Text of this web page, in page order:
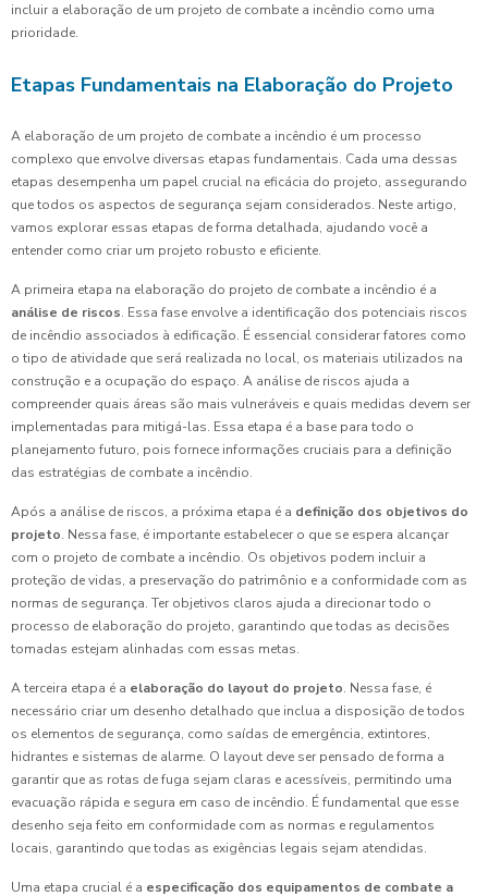
incluir a elaboração de um projeto de combate a incêndio como uma
prioridade.
Etapas Fundamentais na Elaboração do Projeto
A elaboração de um projeto de combate a incêndio é um processo
complexo que envolve diversas etapas fundamentais. Cada uma dessas
etapas desempenha um papel crucial na eficácia do projeto, assegurando
que todos os aspectos de segurança sejam considerados. Neste artigo,
vamos explorar essas etapas de forma detalhada, ajudando você a
entender como criar um projeto robusto e eficiente.
A primeira etapa na elaboração do projeto de combate a incêndio é a
análise de riscos. Essa fase envolve a identificação dos potenciais riscos
de incêndio associados à edificação. É essencial considerar fatores como
o tipo de atividade que será realizada no local, os materiais utilizados na
construção e a ocupação do espaço. A análise de riscos ajuda a
compreender quais áreas são mais vulneráveis e quais medidas devem ser
implementadas para mitigá-las. Essa etapa é a base para todo o
planejamento futuro, pois fornece informações cruciais para a definição
das estratégias de combate a incêndio.
Após a análise de riscos, a próxima etapa é a definição dos objetivos do
projeto. Nessa fase, é importante estabelecer o que se espera alcançar
com o projeto de combate a incêndio. Os objetivos podem incluir a
proteção de vidas, a preservação do patrimônio e a conformidade com as
normas de segurança. Ter objetivos claros ajuda a direcionar todo o
processo de elaboração do projeto, garantindo que todas as decisões
tomadas estejam alinhadas com essas metas.
A terceira etapa é a elaboração do layout do projeto. Nessa fase, é
necessário criar um desenho detalhado que inclua a disposição de todos
os elementos de segurança, como saídas de emergência, extintores,
hidrantes e sistemas de alarme. O layout deve ser pensado de forma a
garantir que as rotas de fuga sejam claras e acessíveis, permitindo uma
evacuação rápida e segura em caso de incêndio. É fundamental que esse
desenho seja feito em conformidade com as normas e regulamentos
locais, garantindo que todas as exigências legais sejam atendidas.
Uma etapa crucial é a especificação dos equipamentos de combate a